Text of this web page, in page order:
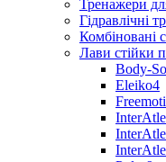
Тренажери
Гідравлічні
Комбіновані
Лави стійки
Body-
Eleiko4